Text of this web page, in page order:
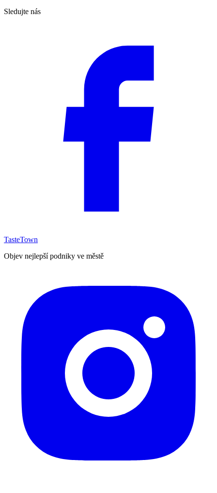
Sledujte nás
TasteTown
Objev nejlepší podniky ve městě